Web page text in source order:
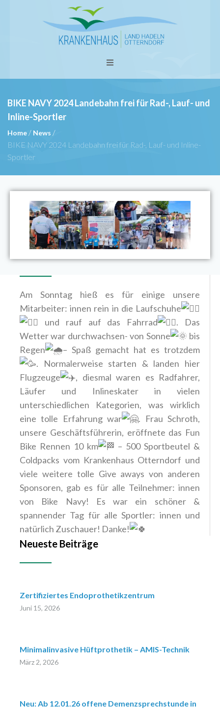
BIKE NAVY 2024 Landebahn frei für Rad-, Lauf- und
Inline-Sportler
Home / News /
BIKE NAVY 2024 Landebahn frei für Rad-, Lauf- und Inline-
Sportler
Am Sonntag hieß es für einige unsere
Mitarbeiter: innen rein in die Laufschuhe
und rauf auf das Fahrrad
. Das
Wetter war durchwachsen- von Sonne
bis
Regen
– Spaß gemacht hat es trotzdem
. Normalerweise starten & landen hier
Flugzeuge
, diesmal waren es Radfahrer,
Läufer und Inlineskater in vielen
unterschiedlichen Kategorien, was wirklich
eine tolle Erfahrung war
. Frau Schroth,
unsere Geschäftsführerin, eröffnete das Fun
Bike Rennen 10 km
– 500 Sportbeutel &
Coldpacks vom Krankenhaus Otterndorf und
viele weitere tolle Give aways von anderen
Sponsoren, gab es für alle Teilnehmer: innen
von Bike Navy! Es war ein schöner &
spannender Tag für alle Sportler: innen und
natürlich Zuschauer! Danke!
Neueste Beiträge
Zertifiziertes Endoprothetikzentrum
Juni 15, 2026
Minimalinvasive Hüftprothetik – AMIS-Technik
März 2, 2026
Neu: Ab 12.01.26 offene Demenzsprechstunde in